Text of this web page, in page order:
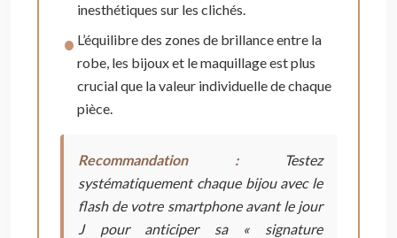
inesthétiques sur les clichés.
L’équilibre des zones de brillance entre la
robe, les bijoux et le maquillage est plus
crucial que la valeur individuelle de chaque
pièce.
Recommandation :Testez
systématiquement chaque bijou avec le
flash de votre smartphone avant le jour
J pour anticiper sa « signature